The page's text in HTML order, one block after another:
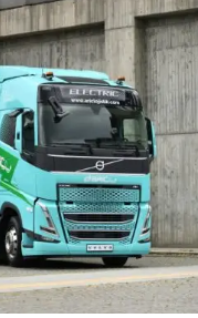
km’ler
yolda
sürülen
motosikletler
olmalı… Farklı
en iyi
Motor’un
tam bir gezi